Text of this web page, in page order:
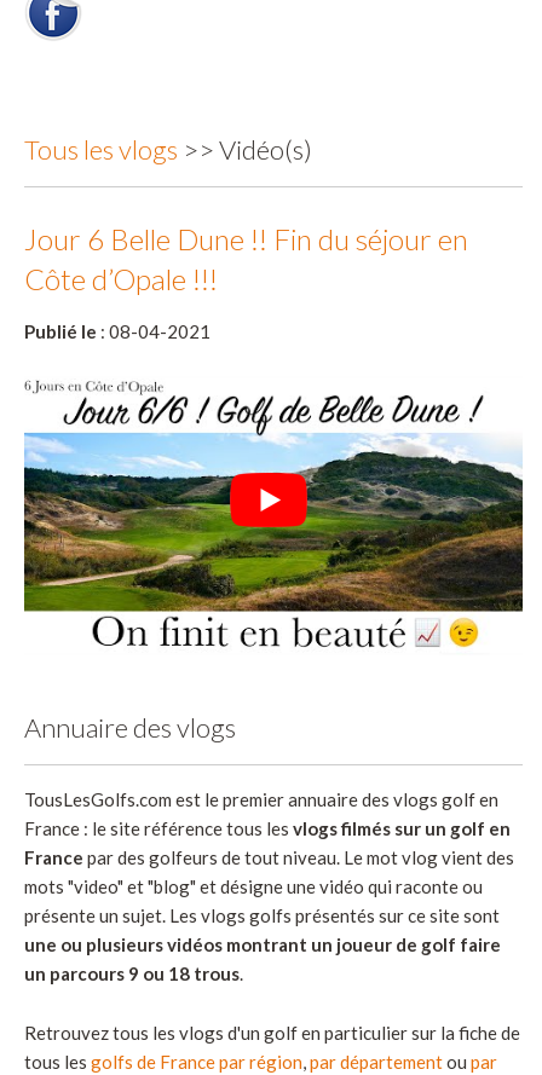
Tous les vlogs >> Vidéo(s)
Jour 6 Belle Dune !! Fin du séjour en
Côte d’Opale !!!
Publié le : 08-04-2021
Annuaire des vlogs
TousLesGolfs.com est le premier annuaire des vlogs golf en
France : le site référence tous les vlogs filmés sur un golf en
France par des golfeurs de tout niveau. Le mot vlog vient des
mots "video" et "blog" et désigne une vidéo qui raconte ou
présente un sujet. Les vlogs golfs présentés sur ce site sont
une ou plusieurs vidéos montrant un joueur de golf faire
un parcours 9 ou 18 trous.
Retrouvez tous les vlogs d'un golf en particulier sur la fiche de
tous les golfs de France par région,par départementou par